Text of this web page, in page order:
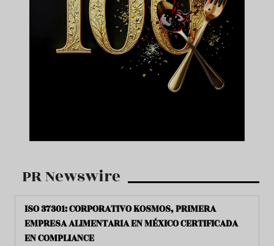
PR Newswire
ISO 37301: CORPORATIVO KOSMOS, PRIMERA
EMPRESA ALIMENTARIA EN MÉXICO CERTIFICADA
EN COMPLIANCE